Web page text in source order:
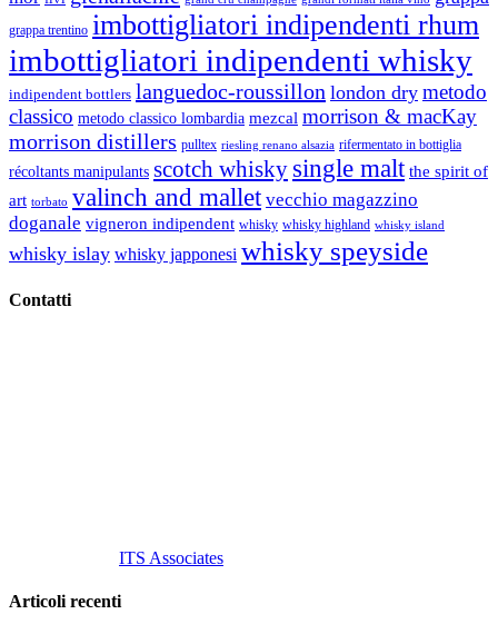
grappa trentino imbottigliatori indipendenti rhum
imbottigliatori indipendenti whisky
indipendent bottlers languedoc-roussillon london dry metodo
classico metodo classico lombardia mezcal morrison & macKay
morrison distillers pulltex riesling renano alsazia rifermentato in bottiglia
récoltants manipulants scotch whisky single malt the spirit of
art torbato valinch and mallet vecchio magazzino
doganale vigneron indipendent whisky whisky highland whisky island
whisky islay whisky japponesi whisky speyside
Contatti
ITS Associates
Articoli recenti